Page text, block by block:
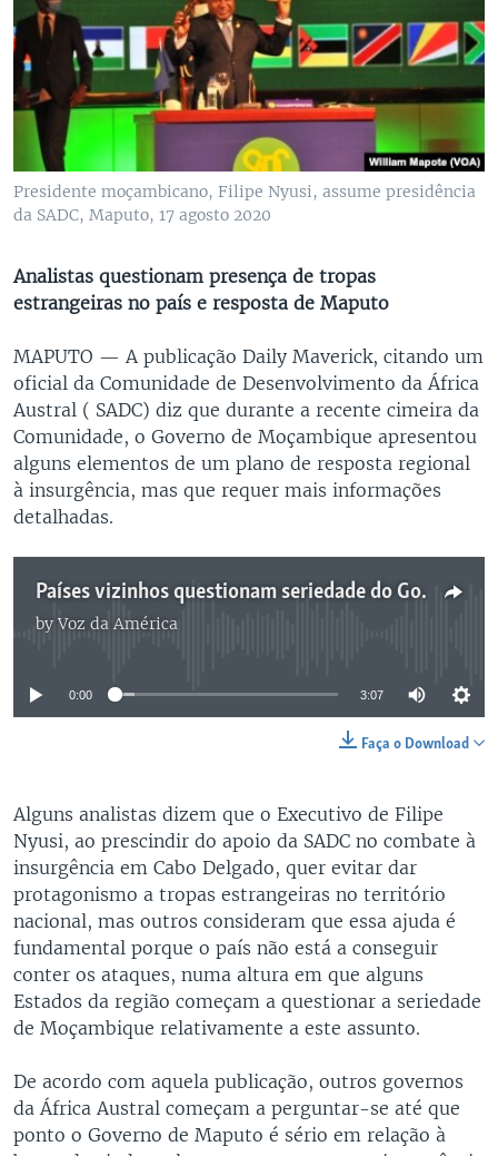
Presidente moçambicano, Filipe Nyusi, assume presidência
da SADC, Maputo, 17 agosto 2020
Analistas questionam presença de tropas
estrangeiras no país e resposta de Maputo
MAPUTO — A publicação Daily Maverick, citando um
oficial da Comunidade de Desenvolvimento da África
Austral ( SADC) diz que durante a recente cimeira da
Comunidade, o Governo de Moçambique apresentou
alguns elementos de um plano de resposta regional
à insurgência, mas que requer mais informações
detalhadas.
Países vizinhos questionam seriedade do Governo de Moçambique no combate à insurgência
byVoz da América
No media source currently available
0:00 3:07
Faça o Download
Alguns analistas dizem que o Executivo de Filipe
Nyusi, ao prescindir do apoio da SADC no combate à
insurgência em Cabo Delgado, quer evitar dar
protagonismo a tropas estrangeiras no território
nacional, mas outros consideram que essa ajuda é
fundamental porque o país não está a conseguir
conter os ataques, numa altura em que alguns
Estados da região começam a questionar a seriedade
de Moçambique relativamente a este assunto.
De acordo com aquela publicação, outros governos
da África Austral começam a perguntar-se até que
ponto o Governo de Maputo é sério em relação à